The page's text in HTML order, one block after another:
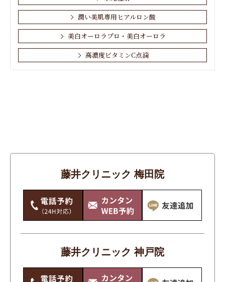
潤い美肌専用ヒアルロン酸
美白オーロラプロ・美白オーロラ
高濃度ビタミンC点滴
シミ・そばかす・あざ・ほくろ
ニキビ・ニキビ跡
ワキガ・多汗症
唇・口
手のシワ・たるみ・シミ・くすみ
藤井クリニック 梅田院
藤井クリニック 神戸院